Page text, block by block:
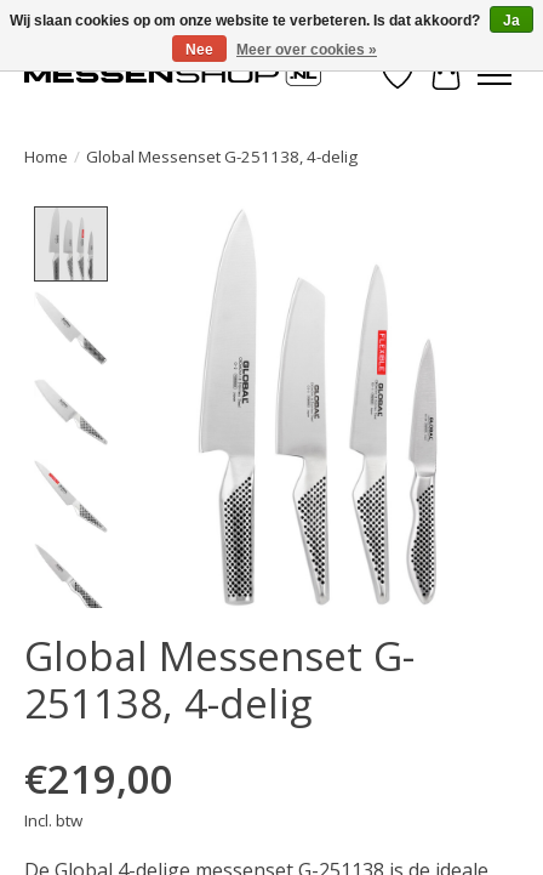
Verlanglijst
Home / Global Messenset G-251138, 4-delig
Product image slideshow Items
Global Messenset G-
251138, 4-delig
€219,00
Incl. btw
Wij slaan cookies op om onze website te verbeteren. Is dat akkoord?
Ja
Nee
Meer over cookies »